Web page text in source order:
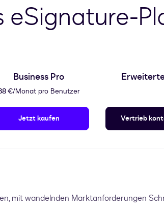
eSignature-
Business Pro
€/Monat pro Benutzer
Jetzt kaufen Vertrieb
mit wandelnden Marktanforderungen